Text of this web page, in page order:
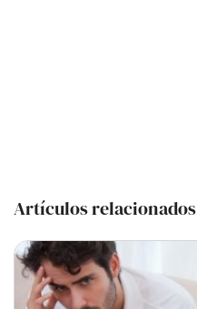
Artículos relacionados